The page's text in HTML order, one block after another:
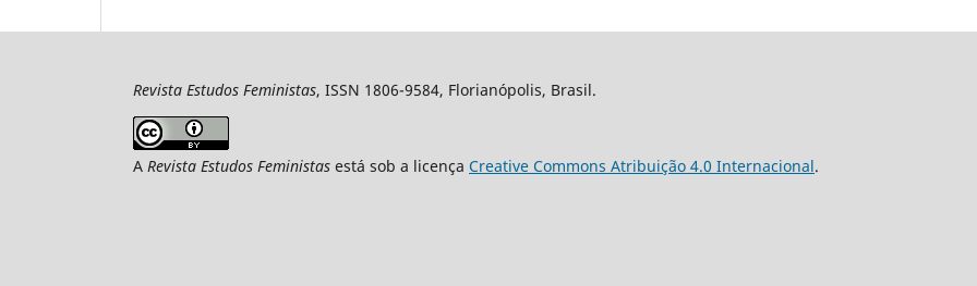
Revista Estudos Feministas, ISSN 1806-9584, Florianópolis, Brasil.
A Revista Estudos Feministas está sob a licença Creative Commons Atribuição 4.0 Internacional.